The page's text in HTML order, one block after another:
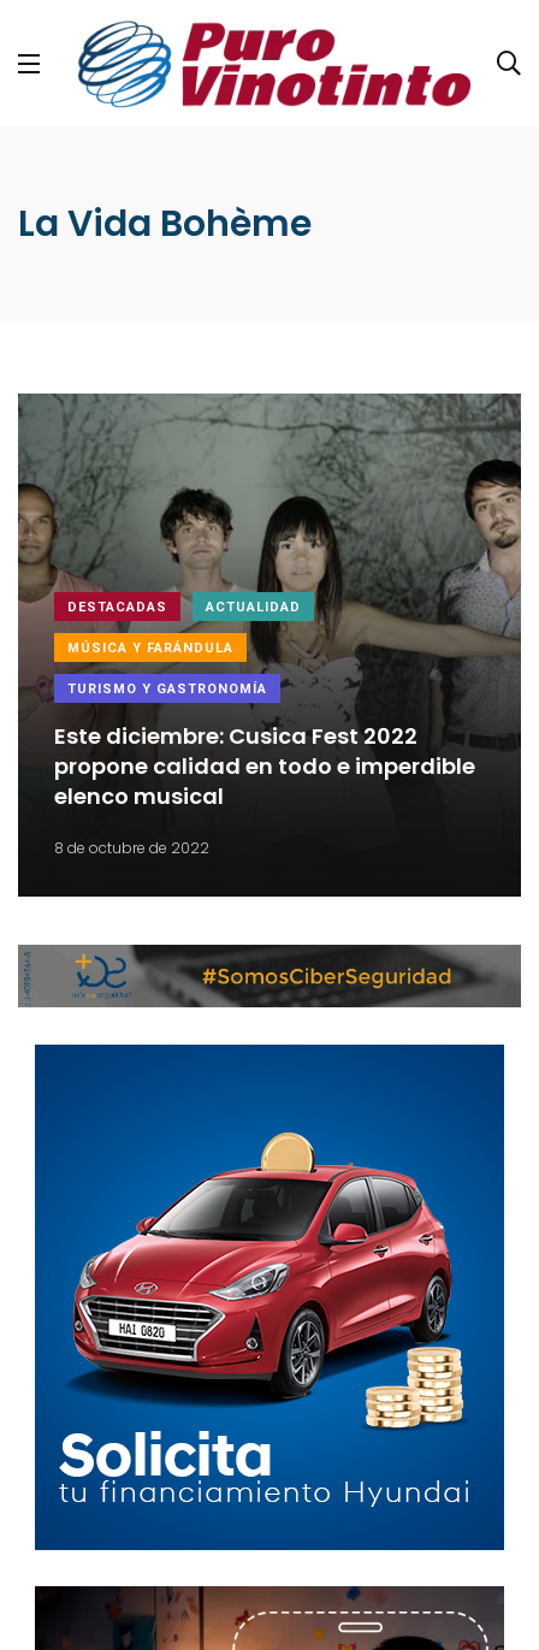
La Vida Bohème
DESTACADAS ACTUALIDAD
MÚSICA Y FARÁNDULA
TURISMO Y GASTRONOMÍA
Este diciembre: Cusica Fest 2022
propone calidad en todo e imperdible
elenco musical
8 de octubre de 2022